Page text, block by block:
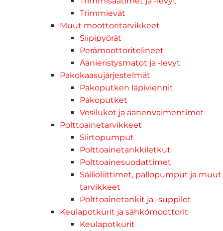
Trimmievät
Muut moottoritarvikkeet
Siipipyörät
Perämoottoritelineet
Äänieristysmatot ja -levyt
Pakokaasujärjestelmät
Pakoputken läpiviennit
Pakoputket
Vesilukot ja äänenvaimentimet
Polttoainetarvikkeet
Siirtopumput
Polttoainetankkiletkut
Polttoainesuodattimet
Säiliöliittimet, pallopumput ja muut
tarvikkeet
Polttoainetankit ja -suppilot
Keulapotkurit ja sähkömoottorit
Keulapotkurit